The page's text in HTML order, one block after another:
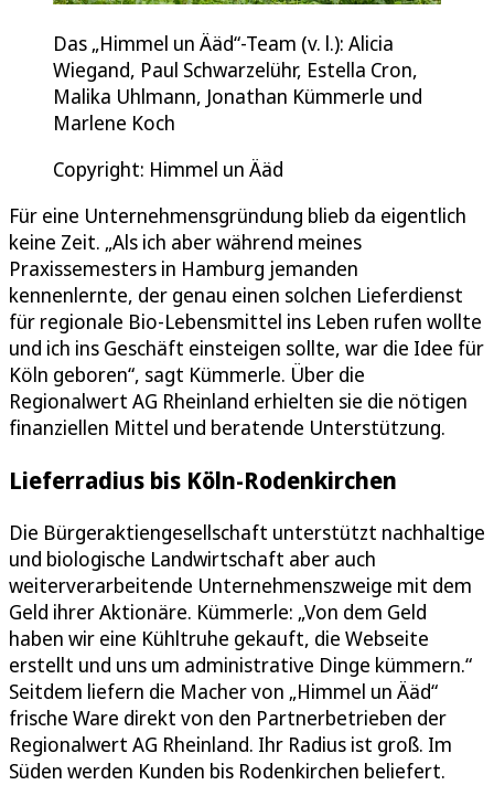
Das „Himmel un Ääd“-Team (v. l.): Alicia
Wiegand, Paul Schwarzelühr, Estella Cron,
Malika Uhlmann, Jonathan Kümmerle und
Marlene Koch
Copyright: Himmel un Ääd
Für eine Unternehmensgründung blieb da eigentlich
keine Zeit. „Als ich aber während meines
Praxissemesters in Hamburg jemanden
kennenlernte, der genau einen solchen Lieferdienst
für regionale Bio-Lebensmittel ins Leben rufen wollte
und ich ins Geschäft einsteigen sollte, war die Idee für
Köln geboren“, sagt Kümmerle. Über die
Regionalwert AG Rheinland erhielten sie die nötigen
finanziellen Mittel und beratende Unterstützung.
Lieferradius bis Köln-Rodenkirchen
Die Bürgeraktiengesellschaft unterstützt nachhaltige
und biologische Landwirtschaft aber auch
weiterverarbeitende Unternehmenszweige mit dem
Geld ihrer Aktionäre. Kümmerle: „Von dem Geld
haben wir eine Kühltruhe gekauft, die Webseite
erstellt und uns um administrative Dinge kümmern.“
Seitdem liefern die Macher von „Himmel un Ääd“
frische Ware direkt von den Partnerbetrieben der
Regionalwert AG Rheinland. Ihr Radius ist groß. Im
Süden werden Kunden bis Rodenkirchen beliefert.